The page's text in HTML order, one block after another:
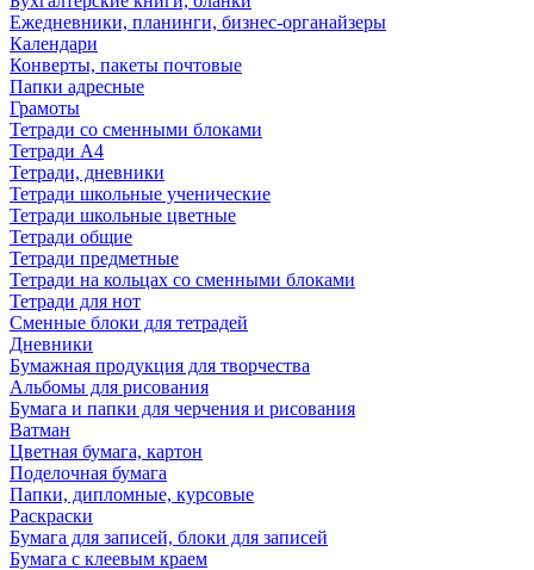
Ежедневники, планинги, бизнес-органайзеры
Календари
Конверты, пакеты почтовые
Папки адресные
Грамоты
Тетради со сменными блоками
Тетради А4
Тетради, дневники
Тетради школьные ученические
Тетради школьные цветные
Тетради общие
Тетради предметные
Тетради на кольцах со сменными блоками
Тетради для нот
Сменные блоки для тетрадей
Дневники
Бумажная продукция для творчества
Альбомы для рисования
Бумага и папки для черчения и рисования
Ватман
Цветная бумага, картон
Поделочная бумага
Папки, дипломные, курсовые
Раскраски
Бумага для записей, блоки для записей
Бумага с клеевым краем